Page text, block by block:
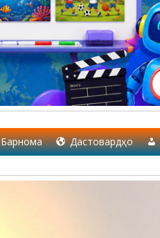
Барнома Дастовардҳо